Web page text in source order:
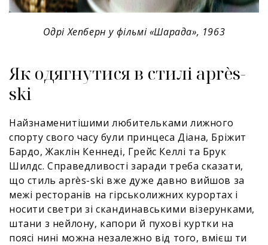
Одрі Хепберн у фільмі «Шарада», 1963
Як одягнутися в стилі après-
ski
Найзнаменитішими любительками лижного
спорту свого часу були принцеса Діана, Бріжит
Бардо, Жаклін Кеннеді, Грейс Келлі та Брук
Шилдс. Справедливості заради треба сказати,
що стиль après-ski вже дуже давно вийшов за
межі ресторанів на гірськолижних курортах і
носити светри зі скандинавськими візерунками,
штани з нейлону, капори й пухові куртки на
поясі нині можна незалежно від того, вмієш ти